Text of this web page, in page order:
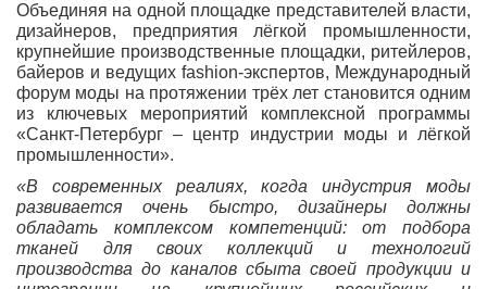
Объединяя на одной площадке представителей власти,
дизайнеров, предприятия лёгкой промышленности,
крупнейшие производственные площадки, ритейлеров,
байеров и ведущих fashion-экспертов, Международный
форум моды на протяжении трёх лет становится одним
из ключевых мероприятий комплексной программы
«Санкт-Петербург – центр индустрии моды и лёгкой
промышленности».
«В современных реалиях, когда индустрия моды
развивается очень быстро, дизайнеры должны
обладать комплексом компетенций: от подбора
тканей для своих коллекций и технологий
производства до каналов сбыта своей продукции и